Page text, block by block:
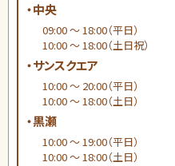
・中央
09:00 ～ 18:00（平日）
10:00 ～ 18:00（土日祝）
・サンスクエア
10:00 ～ 20:00（平日）
10:00 ～ 18:00（土日）
・黒瀬
10:00 ～ 19:00（平日）
10:00 ～ 18:00（土日）